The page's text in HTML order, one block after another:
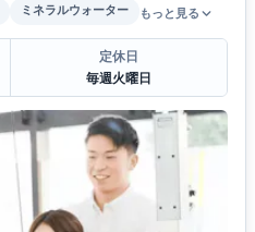
ミネラルウォーター もっと見る
定休日
毎週火曜日